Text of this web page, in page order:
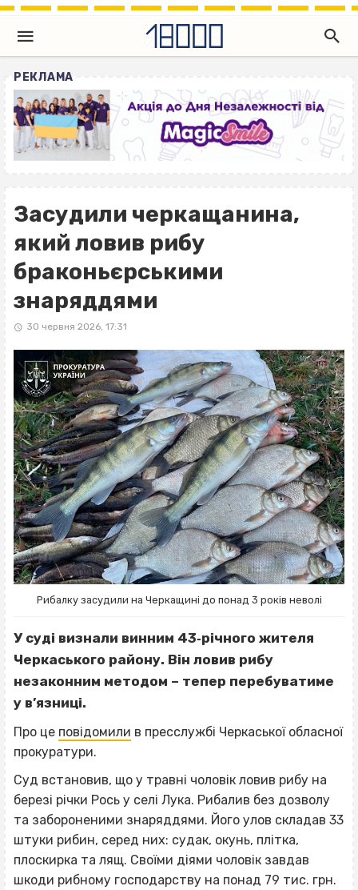
РЕКЛАМА
Засудили черкащанина,
який ловив рибу
браконьєрськими
знаряддями
30 червня 2026, 17:31
Рибалку засудили на Черкащині до понад 3 років неволі
У суді визнали винним 43‐річного жителя
Черкаського району. Він ловив рибу
незаконним методом – тепер перебуватиме
у в’язниці.
Про це повідомили в пресслужбі Черкаської обласної
прокуратури.
Суд встановив, що у травні чоловік ловив рибу на
березі річки Рось у селі Лука. Рибалив без дозволу
та забороненими знаряддями. Його улов складав 33
штуки рибин, серед них: судак, окунь, плітка,
плоскирка та лящ. Своїми діями чоловік завдав
шкоди рибному господарству на понад 79 тис. грн.